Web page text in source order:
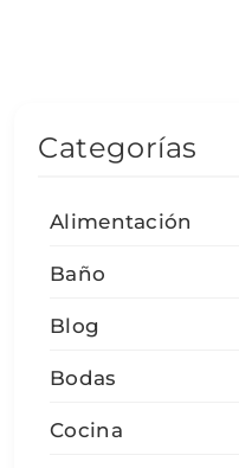
Categorías
Alimentación
Baño
Blog
Bodas
Cocina